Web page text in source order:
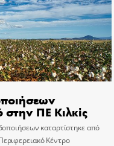
ΠΕ Κιλκίς
καταρτίστηκε από
Κέντρο